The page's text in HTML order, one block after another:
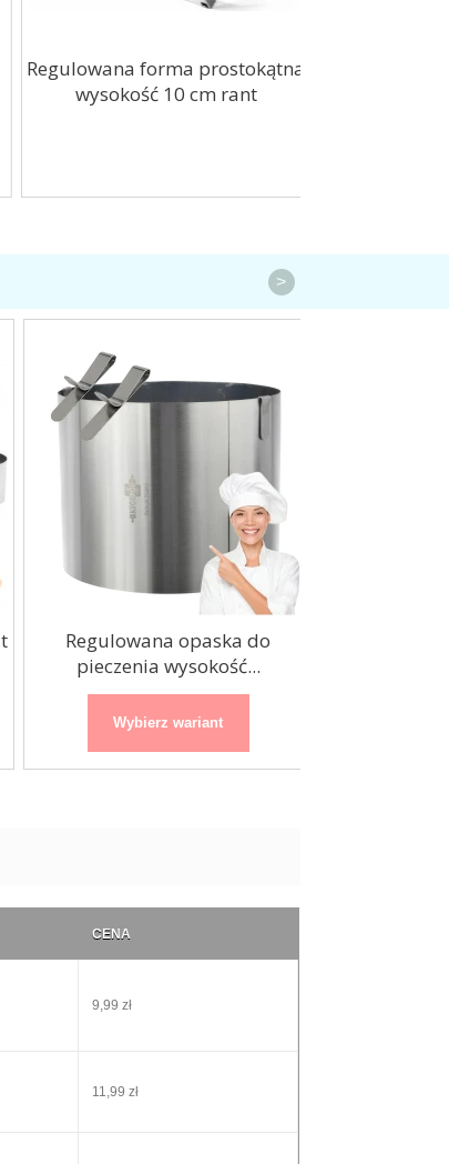
Regulowana forma prostokątna
wysokość 10 cm rant
Regulowana opaska do
pieczenia wysokość...
Wybierz wariant
>
CENA
9,99 zł
11,99 zł